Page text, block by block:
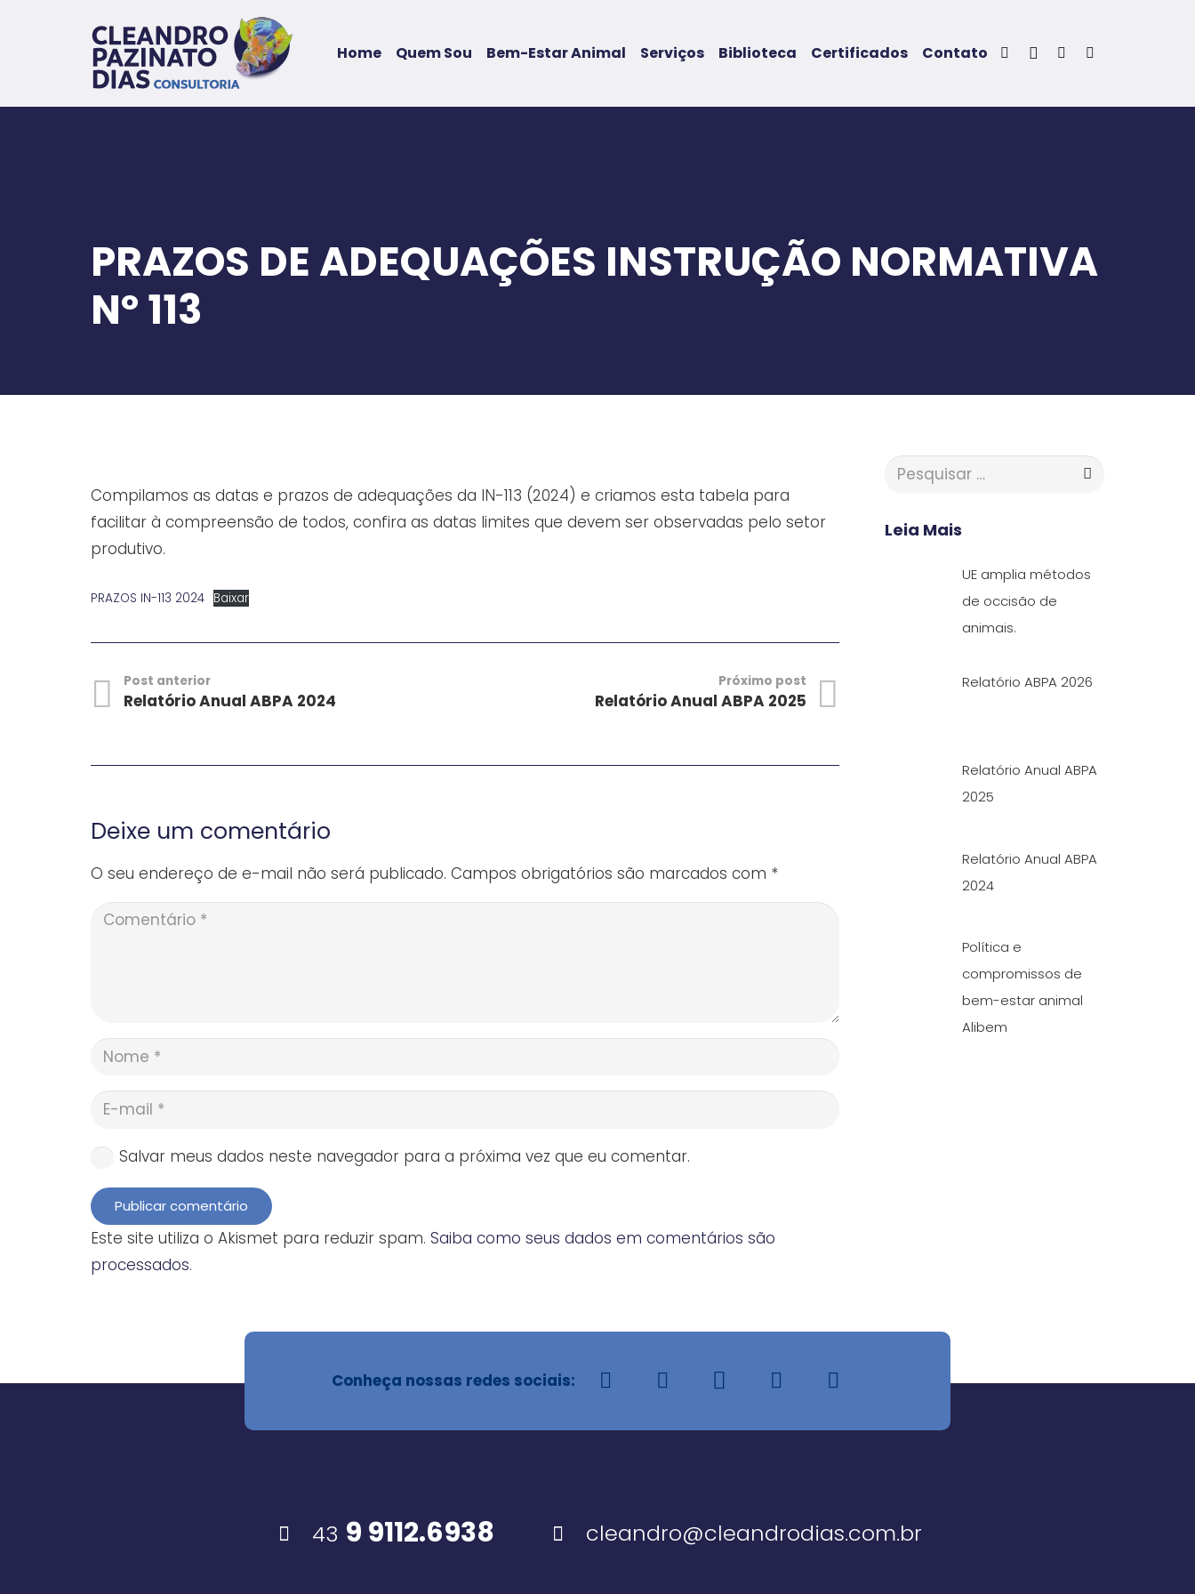
Home Quem Sou Bem-Estar Animal Serviços Biblioteca Certificados Contato
PRAZOS DE ADEQUAÇÕES INSTRUÇÃO NORMATIVA
Nº 113
Compilamos as datas e prazos de adequações da IN-113 (2024) e criamos esta tabela para
facilitar à compreensão de todos, confira as datas limites que devem ser observadas pelo setor
produtivo.
PRAZOS IN-113 2024 Baixar
Post anterior
Relatório Anual ABPA 2024
Próximo post
Relatório Anual ABPA 2025
Deixe um comentário
O seu endereço de e-mail não será publicado. Campos obrigatórios são marcados com *
Salvar meus dados neste navegador para a próxima vez que eu comentar.
Publicar comentário
Este site utiliza o Akismet para reduzir spam. Saiba como seus dados em comentários são
processados.
Pesquisar
Leia Mais
UE amplia métodos
de occisão de
animais.
Relatório ABPA 2026
Relatório Anual ABPA
2025
Relatório Anual ABPA
2024
Política e
compromissos de
bem-estar animal
Alibem
Conheça nossas redes sociais:
43 9 9112.6938 cleandro@cleandrodias.com.br